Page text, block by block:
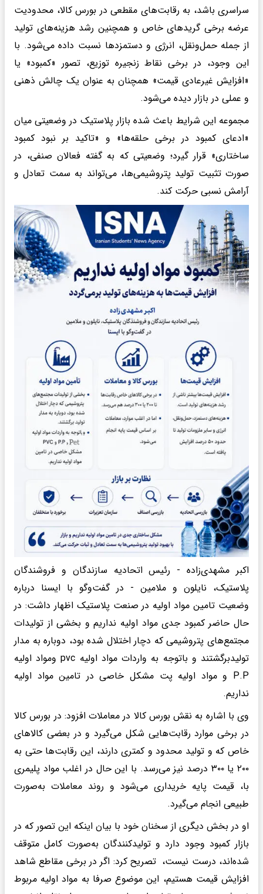
سراسری باشد، به رقابت‌های مقطعی در بورس کالا، محدودیت
عرضه برخی گریدهای خاص و همچنین رشد هزینه‌های تولید
از جمله حمل‌ونقل، انرژی و دستمزدها نسبت داده می‌شود. با
این وجود، در برخی نقاط زنجیره توزیع، تصور «کمبود» یا
«افزایش غیرعادی قیمت» همچنان به عنوان یک چالش ذهنی
و عملی در بازار دیده می‌شود.
مجموعه این شرایط باعث شده بازار پلاستیک در وضعیتی میان
«ادعای کمبود در برخی حلقه‌ها» و «تاکید بر نبود کمبود
ساختاری» قرار گیرد؛ وضعیتی که به گفته فعالان صنفی، در
صورت تثبیت تولید پتروشیمی‌ها، می‌تواند به سمت تعادل و
آرامش نسبی حرکت کند.
اکبر مشهدی‌زاده - رئیس اتحادیه سازندگان و فروشندگان
پلاستیک، نایلون و ملامین - در گفت‌وگو با ایسنا درباره
وضعیت تامین مواد اولیه در صنعت پلاستیک اظهار داشت: در
حال حاضر کمبود جدی مواد اولیه نداریم و بخشی از تولیدات
مجتمع‌های پتروشیمی که دچار اختلال شده بود، دوباره به مدار
تولیدبرگشتند و باتوجه به واردات مواد اولیه pvc ومواد اولیه
P.P و مواد اولیه پت مشکل خاصی در تامین مواد اولیه
نداریم.
وی با اشاره به نقش بورس کالا در معاملات افزود: در بورس کالا
در برخی موارد رقابت‌هایی شکل می‌گیرد و در بعضی کالاهای
خاص که و تولید محدود و کمتری دارند، این رقابت‌ها حتی به
۲۰۰ یا ۳۰۰ درصد نیز می‌رسد. با این حال در اغلب مواد پلیمری
با، قیمت پایه خریداری می‌شود و روند معاملات به‌صورت
طبیعی انجام می‌گیرد.
او در بخش دیگری از سخنان خود با بیان اینکه این تصور که در
بازار کمبود وجود دارد و تولیدکنندگان به‌صورت کامل متوقف
شده‌اند، درست نیست، تصریح کرد: اگر در برخی مقاطع شاهد
افزایش قیمت هستیم، این موضوع صرفا به مواد اولیه مربوط